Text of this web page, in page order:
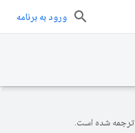
ورود به برنامه
ترجمه شده است.